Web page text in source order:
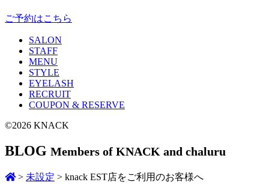
ご予約はこちら
SALON
STAFF
MENU
STYLE
EYELASH
RECRUIT
COUPON & RESERVE
©2026 KNACK
BLOG Members of KNACK and chaluru
> 未設定 > knack EST店をご利用のお客様へ